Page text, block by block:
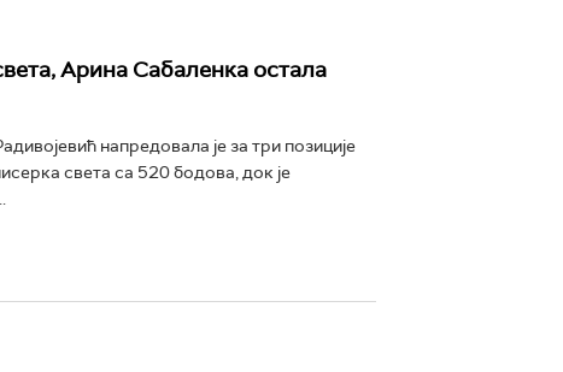
Арина Сабаленка остала
напредовала је за три позиције
света са 520 бодова, док је